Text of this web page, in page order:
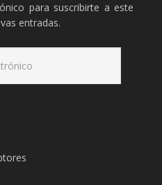
para suscribirte a este
entradas.